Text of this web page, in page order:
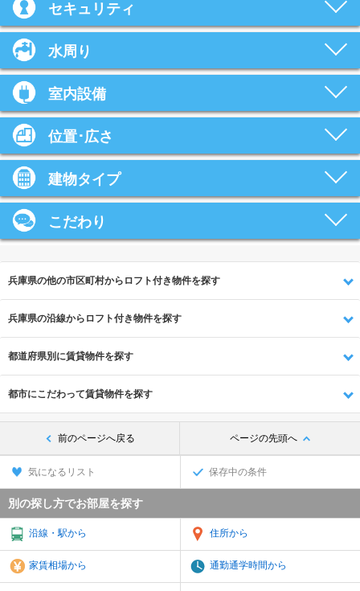
セキュリティ
水周り
室内設備
位置･広さ
建物タイプ
こだわり
兵庫県の他の市区町村からロフト付き物件を探す
兵庫県の沿線からロフト付き物件を探す
都道府県別に賃貸物件を探す
都市にこだわって賃貸物件を探す
前のページへ戻る ページの先頭へ
気になるリスト 保存中の条件
別の探し方でお部屋を探す
沿線・駅から 住所から
家賃相場から 通勤通学時間から